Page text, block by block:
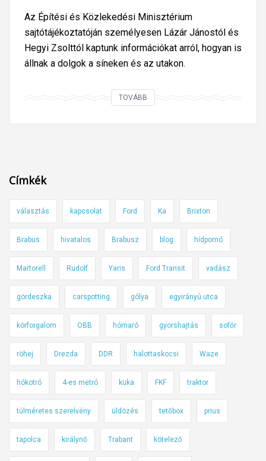
Az Építési és Közlekedési Minisztérium
sajtótájékoztatóján személyesen Lázár Jánostól és
Hegyi Zsolttól kaptunk információkat arról, hogyan is
állnak a dolgok a síneken és az utakon.
TOVÁBB
i
ó
a
k
ö
l
e
k
e
d
s
i
m
i
Címkék
választás kapcsolat Ford Ka Brixton
Brabus hivatalos Brabusz blog hídpornó
Martorell Rudolf Yaris Ford Transit vadász
gördeszka carspotting gólya egyirányú utca
körforgalom OBB hómaró gyorshajtás sofőr
röhej Drezda DDR halottaskocsi Waze
hókotró 4-es metró kuka FKF traktor
túlméretes szerelvény üldözés tetőbox prius
tapolca királynő Trabant kötelező